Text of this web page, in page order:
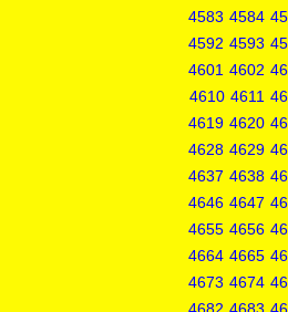
4583 4584
4592 4593
4601 4602
4610 4611
4619 4620
4628 4629
4637 4638
4646 4647
4655 4656
4664 4665
4673 4674